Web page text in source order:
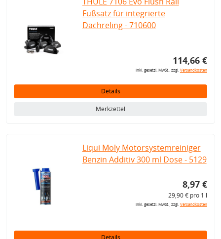
Fußsatz für integrierte
Dachreling - 710600
114,66 €
inkl. gesetzl. MwSt., zzgl.Versandkosten
Details
Merkzettel
Liqui Moly Motorsystemreiniger
Benzin Additiv 300 ml Dose - 5129
8,97 €
29,90 € pro 1 l
inkl. gesetzl. MwSt., zzgl.Versandkosten